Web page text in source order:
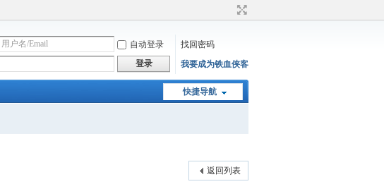
自动登录
找回密码
登录 我要成为铁血侠客
快捷导航
返回列表